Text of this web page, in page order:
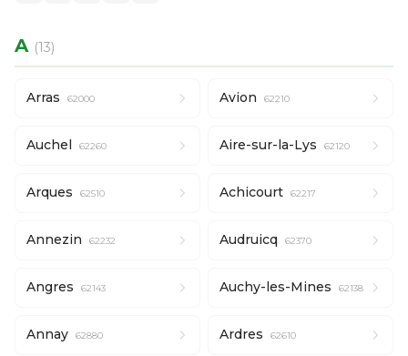
A (13)
Arras 62000 Avion 62210
Auchel 62260 Aire-sur-la-Lys 62120
Arques 62510 Achicourt 62217
Annezin 62232 Audruicq 62370
Angres 62143 Auchy-les-Mines 62138
Annay 62880 Ardres 62610